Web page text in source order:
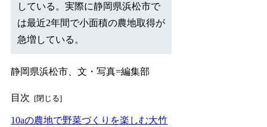
している。実際に静岡県浜松市で
は最近2年間で小面積の農地取得が
急増している。
静岡県浜松市、文・写真=編集部
目次
10aの農地で野菜づくりを楽しむ大竹